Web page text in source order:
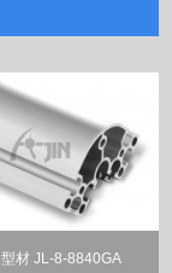
型材 JL-8-8840GA